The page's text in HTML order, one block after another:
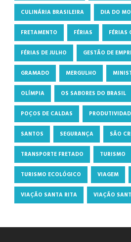
CULINÁRIA BRASILEIRA DIA DO
FRETAMENTO FÉRIAS FÉRIAS
FÉRIAS DE JULHO GESTÃO DE
GRAMADO MERGULHO
OLÍMPIA OS SABORES DO BRASIL
POÇOS DE CALDAS
SANTOS SEGURANÇA SÃO
TRANSPORTE FRETADO TURISMO
TURISMO ECOLÓGICO VIAGEM
VIAÇÃO SANTA RITA VIAÇÃO